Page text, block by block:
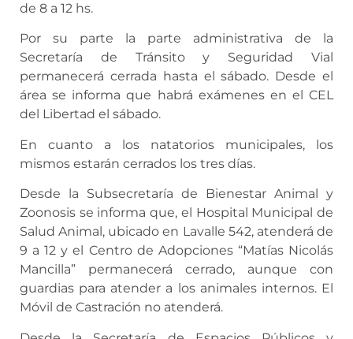
de 8 a 12 hs.
Por su parte la parte administrativa de la
Secretaría de Tránsito y Seguridad Vial
permanecerá cerrada hasta el sábado. Desde el
área se informa que habrá exámenes en el CEL
del Libertad el sábado.
En cuanto a los natatorios municipales, los
mismos estarán cerrados los tres días.
Desde la Subsecretaría de Bienestar Animal y
Zoonosis se informa que, el Hospital Municipal de
Salud Animal, ubicado en Lavalle 542, atenderá de
9 a 12 y el Centro de Adopciones “Matías Nicolás
Mancilla” permanecerá cerrado, aunque con
guardias para atender a los animales internos. El
Móvil de Castración no atenderá.